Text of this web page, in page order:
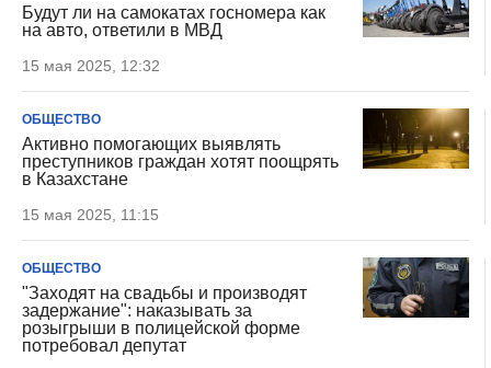
Будут ли на самокатах госномера как
на авто, ответили в МВД
15 мая 2025, 12:32
ОБЩЕСТВО
Активно помогающих выявлять
преступников граждан хотят поощрять
в Казахстане
15 мая 2025, 11:15
ОБЩЕСТВО
"Заходят на свадьбы и производят
задержание": наказывать за
розыгрыши в полицейской форме
потребовал депутат